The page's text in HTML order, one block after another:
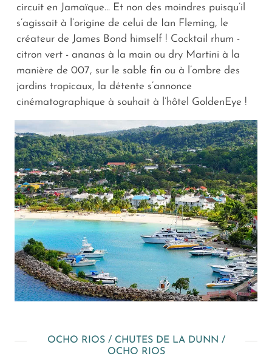
circuit en Jamaïque… Et non des moindres puisqu’il
s’agissait à l’origine de celui de Ian Fleming, le
créateur de James Bond himself ! Cocktail rhum -
citron vert - ananas à la main ou dry Martini à la
manière de 007, sur le sable fin ou à l’ombre des
jardins tropicaux, la détente s’annonce
cinématographique à souhait à l’hôtel GoldenEye !
OCHO RIOS / CHUTES DE LA DUNN /
OCHO RIOS